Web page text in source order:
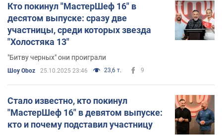
Кто покинул "МастерШеф 16" в
десятом выпуске: сразу две
участницы, среди которых звезда
"Холостяка 13"
"Битву черных" они проиграли
Шоу Oboz 25.10.2025 23:46 23,6 т. 9
Стало известно, кто покинул
"МастерШеф 16" в девятом выпуске:
кто и почему подставил участницу